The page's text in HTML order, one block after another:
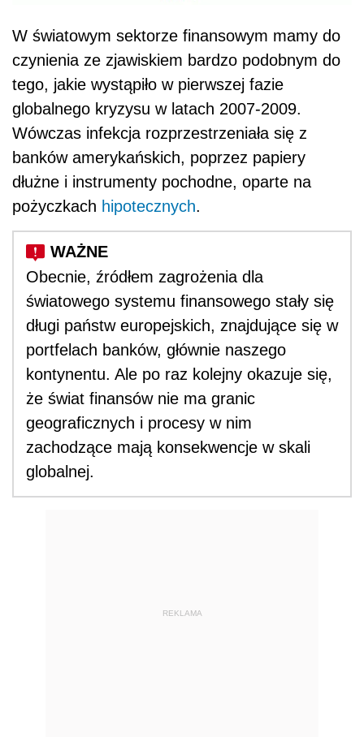
W światowym sektorze finansowym mamy do
czynienia ze zjawiskiem bardzo podobnym do
tego, jakie wystąpiło w pierwszej fazie
globalnego kryzysu w latach 2007-2009.
Wówczas infekcja rozprzestrzeniała się z
banków amerykańskich, poprzez papiery
dłużne i instrumenty pochodne, oparte na
pożyczkach hipotecznych.
Obecnie, źródłem zagrożenia dla
światowego systemu finansowego stały się
długi państw europejskich, znajdujące się w
portfelach banków, głównie naszego
kontynentu. Ale po raz kolejny okazuje się,
że świat finansów nie ma granic
geograficznych i procesy w nim
zachodzące mają konsekwencje w skali
globalnej.
REKLAMA